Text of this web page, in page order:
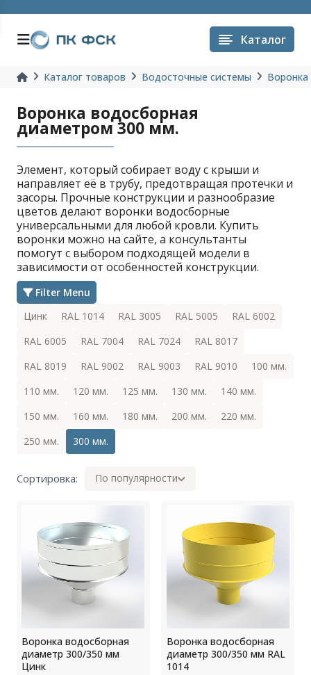
Каталог
Каталог товаров Водосточные системы
Воронка водосборная
диаметром 300 мм.
Элемент, который собирает воду с крыши и
направляет её в трубу, предотвращая протечки и
засоры. Прочные конструкции и разнообразие
цветов делают воронки водосборные
универсальными для любой кровли. Купить
воронки можно на сайте, а консультанты
помогут с выбором подходящей модели в
зависимости от особенностей конструкции.
Filter Menu
Цинк
RAL 1014 RAL 3005 RAL 5005
RAL 6002
RAL 6005
RAL 7004 RAL 7024
RAL 8017
RAL 8019
RAL 9002 RAL 9003 RAL 9010
100 мм.
110 мм.
120 мм. 125 мм. 130 мм.
140 мм.
150 мм.
160 мм. 180 мм. 200 мм.
220 мм.
250 мм.
300 мм.
Сортировка: По популярности
Воронка водосборная
диаметр 300/350 мм
Цинк
Воронка водосборная
диаметр 300/350 мм RAL
1014